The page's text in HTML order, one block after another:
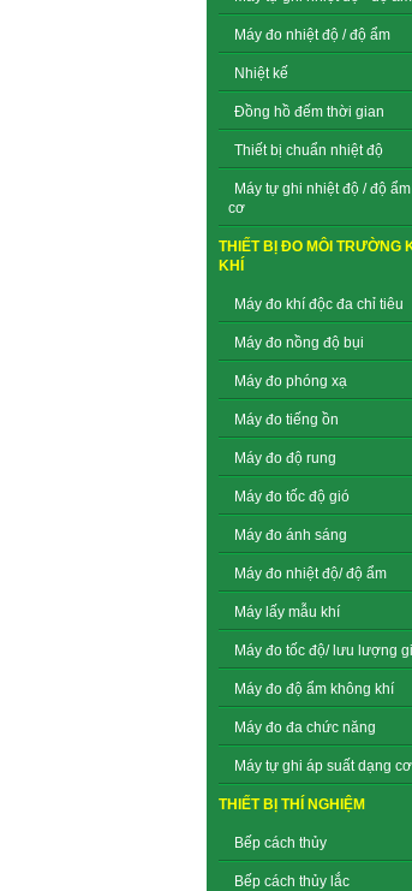
Máy đo nhiệt độ / độ ẩm
Nhiệt kế
Đồng hồ đếm thời gian
Thiết bị chuẩn nhiệt độ
Máy tự ghi nhiệt độ / độ
cơ
THIẾT BỊ ĐO MÔI TRƯỜNG
KHÍ
Máy đo khí độc đa chỉ tiêu
Máy đo nồng độ bụi
Máy đo phóng xạ
Máy đo tiếng ồn
Máy đo độ rung
Máy đo tốc độ gió
Máy đo ánh sáng
Máy đo nhiệt độ/ độ ẩm
Máy lấy mẫu khí
Máy đo tốc độ/ lưu lượng
Máy đo độ ẩm không khí
Máy đo đa chức năng
Máy tự ghi áp suất dạng cơ
THIẾT BỊ THÍ NGHIỆM
Bếp cách thủy
Bếp cách thủy lắc